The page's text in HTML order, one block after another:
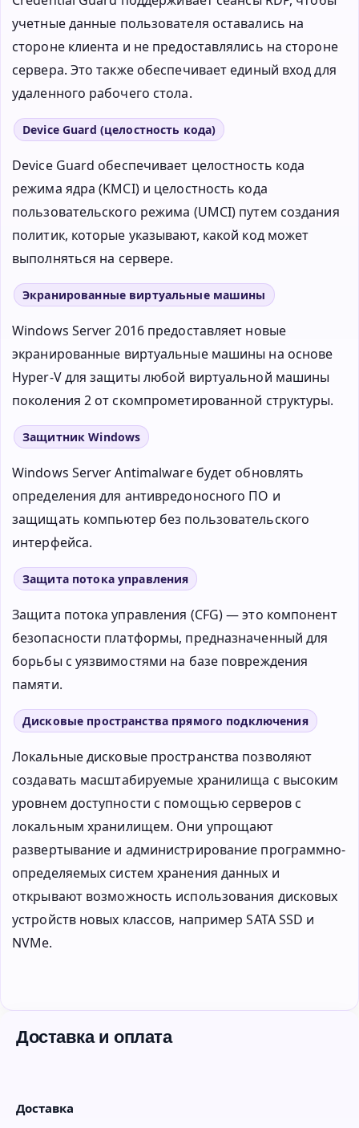
учетные данные пользователя оставались на
стороне клиента и не предоставлялись на стороне
сервера. Это также обеспечивает единый вход для
удаленного рабочего стола.
Device Guard (целостность кода)
Device Guard обеспечивает целостность кода
режима ядра (KMCI) и целостность кода
пользовательского режима (UMCI) путем создания
политик, которые указывают, какой код может
выполняться на сервере.
Экранированные виртуальные машины
Windows Server 2016 предоставляет новые
экранированные виртуальные машины на основе
Hyper-V для защиты любой виртуальной машины
поколения 2 от скомпрометированной структуры.
Защитник Windows
Windows Server Antimalware будет обновлять
определения для антивредоносного ПО и
защищать компьютер без пользовательского
интерфейса.
Защита потока управления
Защита потока управления (CFG) — это компонент
безопасности платформы, предназначенный для
борьбы с уязвимостями на базе повреждения
памяти.
Дисковые пространства прямого подключения
Локальные дисковые пространства позволяют
создавать масштабируемые хранилища с высоким
уровнем доступности с помощью серверов с
локальным хранилищем. Они упрощают
развертывание и администрирование программно-
определяемых систем хранения данных и
открывают возможность использования дисковых
устройств новых классов, например SATA SSD и
NVMe.
Доставка и оплата
Доставка